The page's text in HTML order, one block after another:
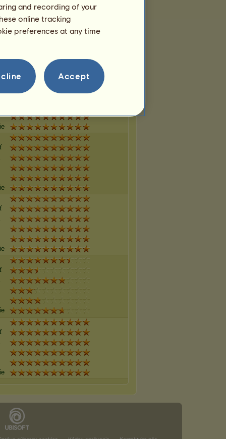
and recording of your
online tracking
preferences at any time
Accept